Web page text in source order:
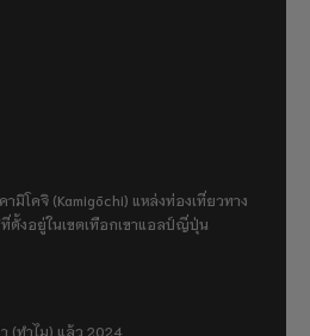
ามิโคจิ (Kamigōchi) แหล่งท่องเที่ยวทาง
ตั้งอยู่ในเขตเทือกเขาแอลป์ญี่ปุ่น
(ทำไม) แล้ว 2024